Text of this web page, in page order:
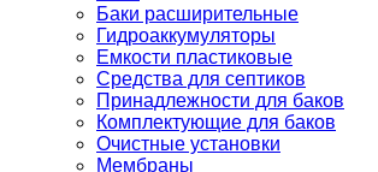
Баки расширительные
Гидроаккумуляторы
Емкости пластиковые
Средства для септиков
Принадлежности для баков
Комплектующие для баков
Очистные установки
Мембраны